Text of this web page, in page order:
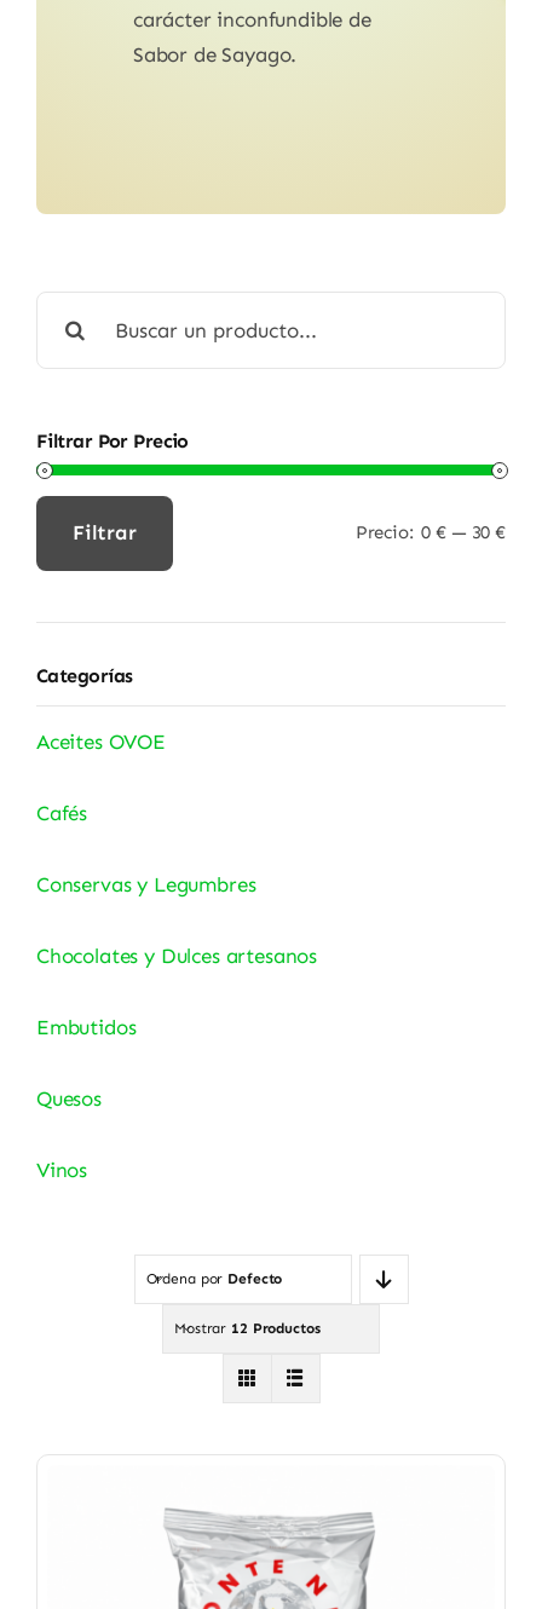
carácter inconfundible de
Sabor de Sayago.
Filtrar Por Precio
Filtrar Precio: 0 € — 30 €
Categorías
Aceites OVOE
Cafés
Conservas y Legumbres
Chocolates y Dulces artesanos
Embutidos
Quesos
Vinos
Ordena por Defecto
Mostrar 12 Productos